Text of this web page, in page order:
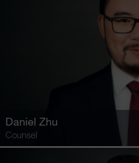
Daniel Zhu
Counsel